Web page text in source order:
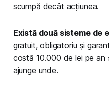
scumpă decât acțiunea.
Există două sisteme de
gratuit, obligatoriu și
costă 10.000 de lei pe an
ajunge unde.